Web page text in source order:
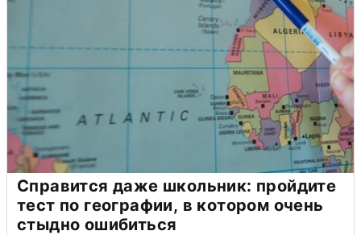
Справится даже школьник: пройдите
тест по географии, в котором очень
стыдно ошибиться